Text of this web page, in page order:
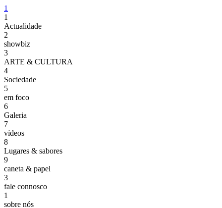
1
1
Actualidade
2
showbiz
3
ARTE & CULTURA
4
Sociedade
5
em foco
6
Galeria
7
vídeos
8
Lugares & sabores
9
caneta & papel
3
fale connosco
1
sobre nós